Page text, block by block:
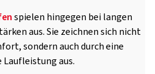
spielen hingegen bei langen
aus. Sie zeichnen sich nicht
sondern auch durch eine
aus.